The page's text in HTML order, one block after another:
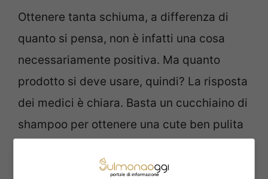
Ottenere tanta schiuma, a differenza di
quanto si pensa, non è infatti una cosa
necessariamente positiva. Ma quanto
prodotto si deve usare, quindi? La risposta
dei medici è chiara. Basta un cucchiaino di
shampoo per ottenere una cute ben pulita
non lo si dovrà applicare direttamente sui